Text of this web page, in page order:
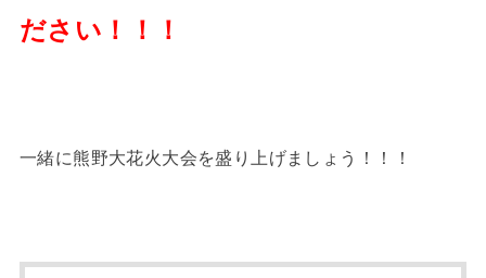
ださい！！！
一緒に熊野大花火大会を盛り上げましょう！！！